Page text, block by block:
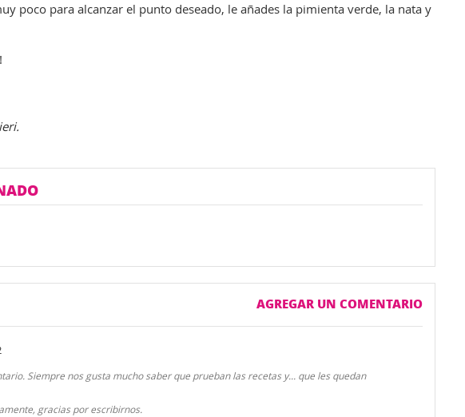
poco para alcanzar el punto deseado, le añades la pimienta verde, la nata y
AGREGAR UN COMENTARIO
Siempre nos gusta mucho saber que prueban las recetas y... que les quedan
gracias por escribirnos.